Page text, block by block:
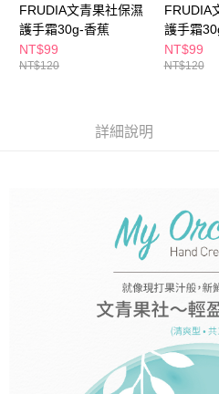
客戶支援中心」https://
【注意事項】
１．透過由恩沛科技股份有限公司提供
https://aftee.tw/terms/#terms3
時審查核予不同之上限額度；若仍有額
請求用戶進行身份認證。
５．嚴禁一人註冊多個帳號或使用他人
恩沛科技股份有限公司將有權停止該用
每筆NT$65，滿NT$490(含以上)免
7-11取貨付款
每筆NT$65，滿NT$490(含以上)免
每筆NT$65，滿NT$490(含以上)免
付款後寶雅門市自取(由倉庫統一出貨
每筆NT$80，滿NT$290(含以上)免
FRUDIA文青果社保濕
護手霜30g-香蕉
NT$99
NT$120
FRUDIA
護手霜
NT$99
NT$120
詳細說明